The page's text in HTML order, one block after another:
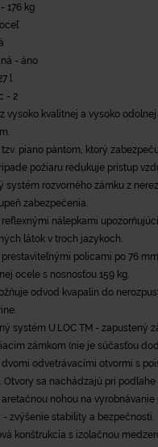
176 kg
- áno
l
- 2
vysoko kvalitnej a vysoko
piano pántom, ktorý
požiaru redukuje prístup
systém rozvorného zámku z
zabezpečenia.
nálepkami
látok v troch jazykoch.
policami po 76
ocele s nosnosťou 159 kg.
odvod kvapalín do
systém U.LOC TM - zapustený
zámkom (nie je súčasťou
odvetrávacími otvormi s
Otvory sa nachádzajú pri podlahe
nohou na
- zvýšenie stability a bezpečnosti.
konštrukcia s izolačnou